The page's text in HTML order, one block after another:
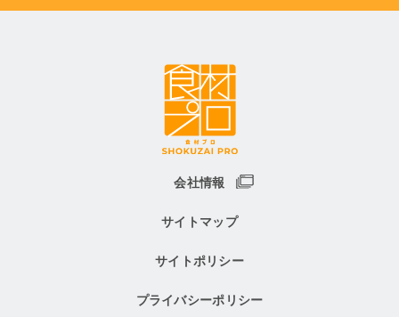
会社情報
サイトマップ
サイトポリシー
プライバシーポリシー